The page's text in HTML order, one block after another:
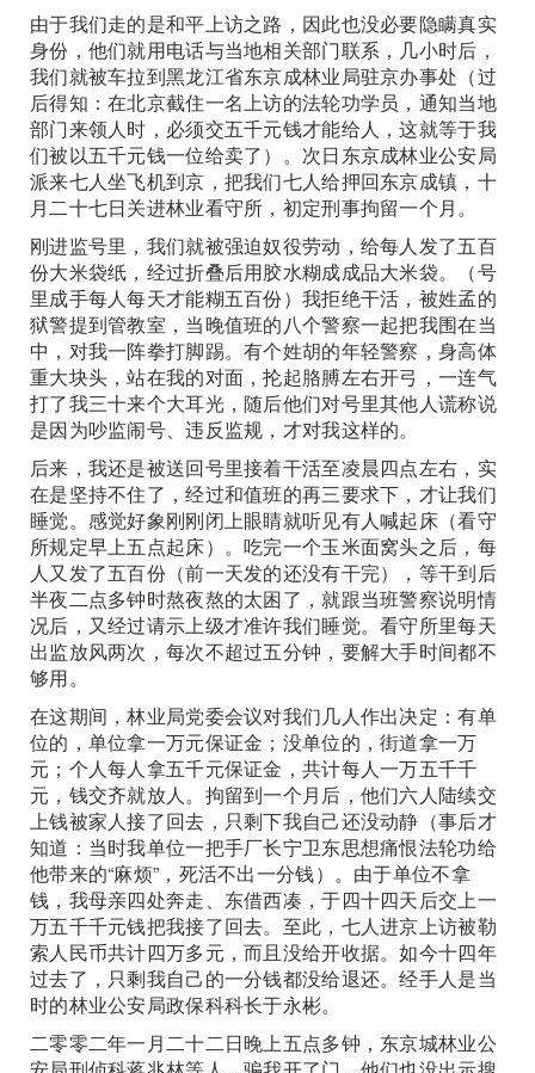
由于我们走的是和平上访之路，因此也没必要隐瞒真实
身份，他们就用电话与当地相关部门联系，几小时后，
我们就被车拉到黑龙江省东京成林业局驻京办事处（过
后得知：在北京截住一名上访的法轮功学员，通知当地
部门来领人时，必须交五千元钱才能给人，这就等于我
们被以五千元钱一位给卖了）。次日东京成林业公安局
派来七人坐飞机到京，把我们七人给押回东京成镇，十
月二十七日关进林业看守所，初定刑事拘留一个月。
刚进监号里，我们就被强迫奴役劳动，给每人发了五百
份大米袋纸，经过折叠后用胶水糊成成品大米袋。（号
里成手每人每天才能糊五百份）我拒绝干活，被姓孟的
狱警提到管教室，当晚值班的八个警察一起把我围在当
中，对我一阵拳打脚踢。有个姓胡的年轻警察，身高体
重大块头，站在我的对面，抡起胳膊左右开弓，一连气
打了我三十来个大耳光，随后他们对号里其他人谎称说
是因为吵监闹号、违反监规，才对我这样的。
后来，我还是被送回号里接着干活至凌晨四点左右，实
在是坚持不住了，经过和值班的再三要求下，才让我们
睡觉。感觉好象刚刚闭上眼睛就听见有人喊起床（看守
所规定早上五点起床）。吃完一个玉米面窝头之后，每
人又发了五百份（前一天发的还没有干完），等干到后
半夜二点多钟时熬夜熬的太困了，就跟当班警察说明情
况后，又经过请示上级才准许我们睡觉。看守所里每天
出监放风两次，每次不超过五分钟，要解大手时间都不
够用。
在这期间，林业局党委会议对我们几人作出决定：有单
位的，单位拿一万元保证金；没单位的，街道拿一万
元；个人每人拿五千元保证金，共计每人一万五千千
元，钱交齐就放人。拘留到一个月后，他们六人陆续交
上钱被家人接了回去，只剩下我自己还没动静（事后才
知道：当时我单位一把手厂长宁卫东思想痛恨法轮功给
他带来的“麻烦”，死活不出一分钱）。由于单位不拿
钱，我母亲四处奔走、东借西凑，于四十四天后交上一
万五千千元钱把我接了回去。至此，七人进京上访被勒
索人民币共计四万多元，而且没给开收据。如今十四年
过去了，只剩我自己的一分钱都没给退还。经手人是当
时的林业公安局政保科科长于永彬。
二零零二年一月二十二日晚上五点多钟，东京城林业公